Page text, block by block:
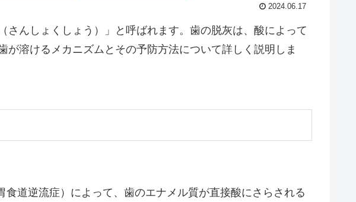
2024.06.17
んしょくしょう）」と呼ばれます。歯の脱灰は、酸によって
溶けるメカニズムとその予防方法について詳しく説明しま
道逆流症）によって、歯のエナメル質が直接酸にさらされる